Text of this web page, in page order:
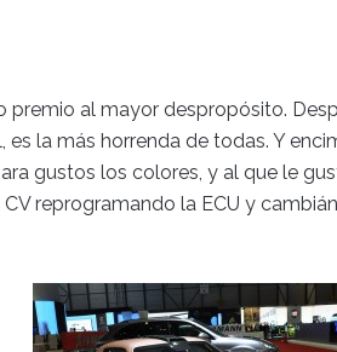
premio al mayor despropósito.
es la más horrenda de todas. Y
gustos los colores, y al que le
reprogramando la ECU y